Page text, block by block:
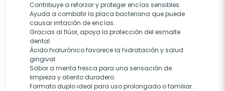
Contribuye a reforzar y proteger encías sensibles.
Ayuda a combatir la placa bacteriana que puede
causar irritación de encías.
Gracias al flúor, apoya la protección del esmalte
dental.
Ácido hialurónico favorece la hidratación y salud
gingival.
Sabor a menta fresca para una sensación de
limpieza y aliento duradero.
Formato duplo ideal para uso prolongado o familiar.